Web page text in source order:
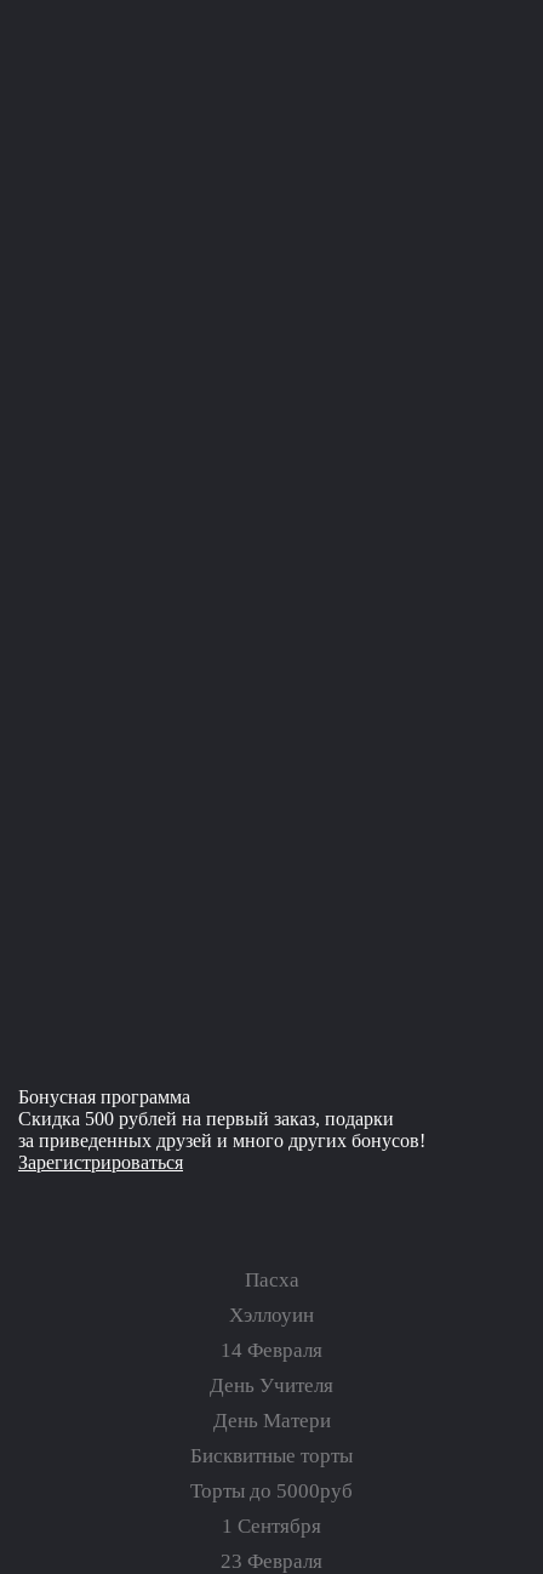
Бонусная программа
Скидка 500 рублей на первый заказ, подарки
за приведенных друзей и много других бонусов!
Зарегистрироваться
Пасха
Хэллоуин
14 Февраля
День Учителя
День Матери
Бисквитные торты
Торты до 5000руб
1 Сентября
23 Февраля